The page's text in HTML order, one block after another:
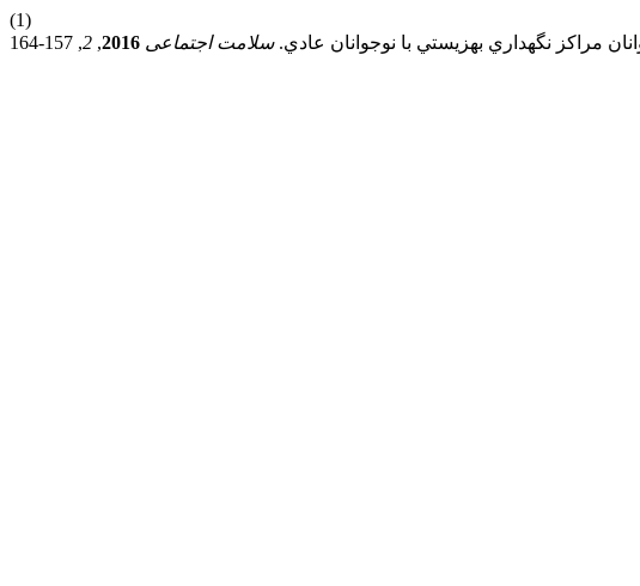
(1)
مراکز نگهداري بهزيستي با نوجوانان عادي.سلامت اجتماعی 2016
,
2